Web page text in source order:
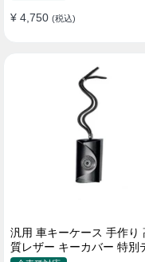
¥ 4,750 (税込)
汎用 車キーケース 手作り
質レザー キーカバー 特別